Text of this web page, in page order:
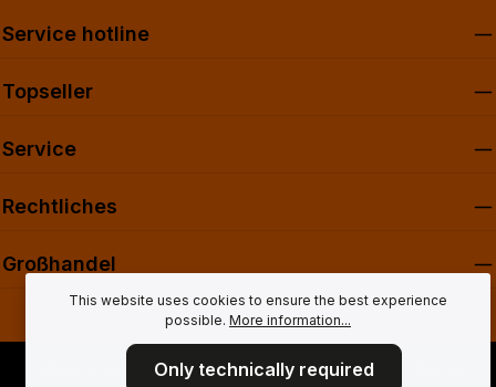
Service hotline
Topseller
Service
Rechtliches
Großhandel
* All prices incl. tax plusshipping costsand possible delivery
This website uses cookies to ensure the best experience
possible. More information...
Only technically required